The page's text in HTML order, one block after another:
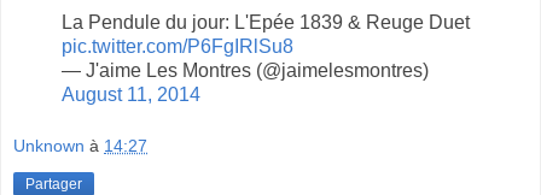
La Pendule du jour: L'Epée 1839 & Reuge Duet
pic.twitter.com/P6FgIRlSu8
— J'aime Les Montres (@jaimelesmontres)
August 11, 2014
Unknown à 14:27
Partager